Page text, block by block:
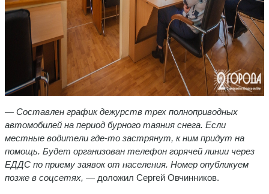
— Составлен график дежурств трех полноприводных
автомобилей на период бурного таяния снега. Если
местные водители где-то застрянут, к ним придут на
помощь. Будет организован телефон горячей линии через
ЕДДС по приему заявок от населения. Номер опубликуем
позже в соцсетях, — доложил Сергей Овчинников.